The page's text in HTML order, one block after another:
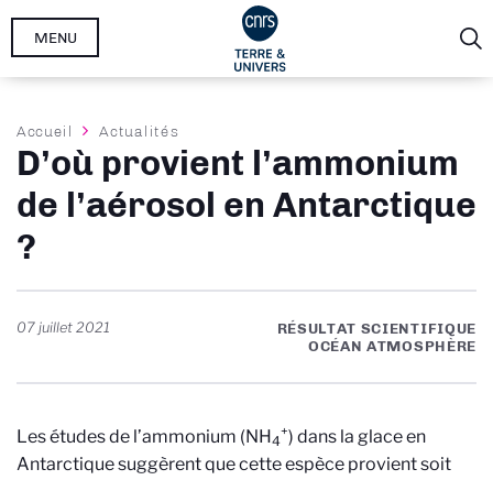
Aller
MENU
Fil
d'Ariane
Accueil Actualités
D’où provient l’ammonium
de l’aérosol en Antarctique
?
07 juillet 2021
RÉSULTAT SCIENTIFIQUE
OCÉAN ATMOSPHÈRE
Les études de l’ammonium (NH4
+) dans la glace en
Antarctique suggèrent que cette espèce provient soit